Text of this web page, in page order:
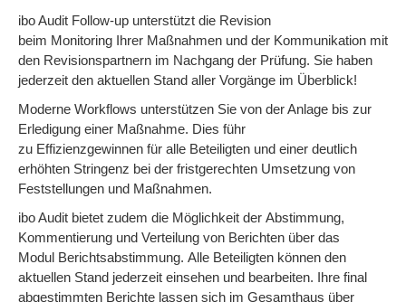
ibo Audit Follow-up unterstützt die Revision
beim Monitoring Ihrer Maßnahmen und der Kommunikation mit
den Revisionspartnern im Nachgang der Prüfung. Sie haben
jederzeit den aktuellen Stand aller Vorgänge im Überblick!
Moderne Workflows unterstützen Sie von der Anlage bis zur
Erledigung einer Maßnahme. Dies führ
zu Effizienzgewinnen für alle Beteiligten und einer deutlich
erhöhten Stringenz bei der fristgerechten Umsetzung von
Feststellungen und Maßnahmen.
ibo Audit bietet zudem die Möglichkeit der Abstimmung,
Kommentierung und Verteilung von Berichten über das
Modul Berichtsabstimmung. Alle Beteiligten können den
aktuellen Stand jederzeit einsehen und bearbeiten. Ihre final
abgestimmten Berichte lassen sich im Gesamthaus über